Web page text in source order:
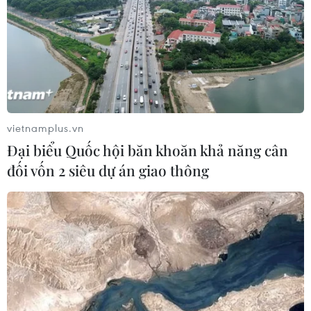
Warren.
Bầu cử Mỹ 2020: Tỷ phú Bloomberg nhận
được sự ủng hộ lớn
vietnamplus.vn
Đại biểu Quốc hội băn khoăn khả năng cân
đối vốn 2 siêu dự án giao thông